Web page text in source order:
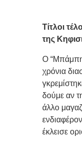
Τίτλοι
της
Ο
χρόνια
δούμε αν
άλλο
έκλεισε